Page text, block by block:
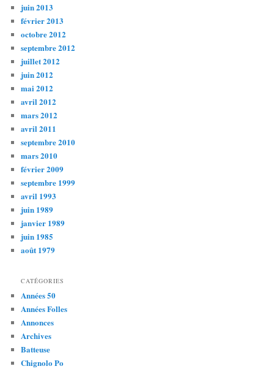
juin 2013
février 2013
octobre 2012
septembre 2012
juillet 2012
juin 2012
mai 2012
avril 2012
mars 2012
avril 2011
septembre 2010
mars 2010
février 2009
septembre 1999
avril 1993
juin 1989
janvier 1989
juin 1985
août 1979
CATÉGORIES
Années 50
Années Folles
Annonces
Archives
Batteuse
Chignolo Po